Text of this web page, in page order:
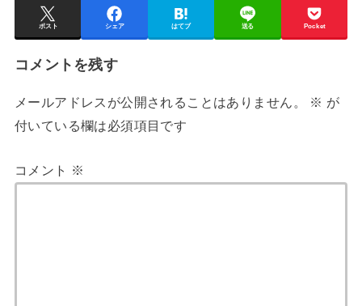
ポスト シェア はてブ 送る Pocket
コメントを残す
メールアドレスが公開されることはありません。 ※ が
付いている欄は必須項目です
コメント ※